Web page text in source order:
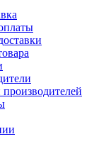
производителей